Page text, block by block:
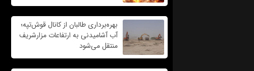
بهره‌برداری طالبان از کانال قوش‌تپه؛
آب آشامیدنی به ارتفاعات مزارشریف
منتقل می‌شود